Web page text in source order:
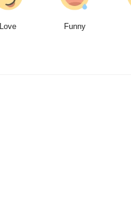
Love Funny